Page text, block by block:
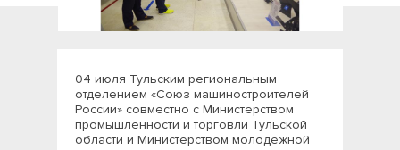
04 июля Тульским региональным
отделением «Союз машиностроителей
России» совместно с Министерством
промышленности и торговли Тульской
области и Министерством молодежной